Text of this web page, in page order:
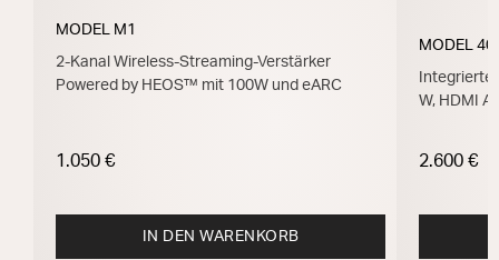
MODEL M1
2-Kanal Wireless-Streaming-Verstärker
Powered by HEOS™ mit 100W und eARC
1.050 €
IN DEN WARENKORB
MODEL
W, HDMI
2.600 €